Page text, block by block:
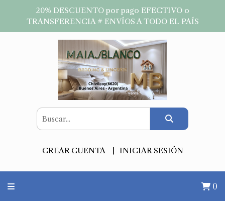
20% DESCUENTO por pago EFECTIVO o
TRANSFERENCIA # ENVÍOS A TODO EL PAÍS
CREAR CUENTA INICIAR SESIÓN
0